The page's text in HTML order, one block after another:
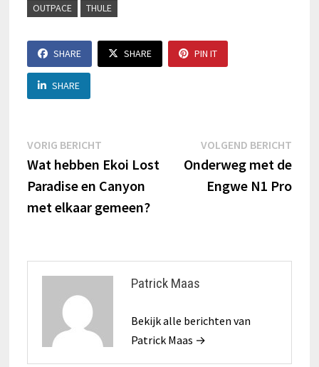
OUTPACE
THULE
SHARE SHARE PIN IT
SHARE
Berichtnavigatie
VORIG BERICHTVorig
bericht:
Wat hebben Ekoi Lost
Paradise en Canyon
met elkaar gemeen?
VOLGEND BERICHT
Onderweg met de
Engwe N1 Pro
Patrick Maas
Bekijk alle berichten van
Patrick Maas →